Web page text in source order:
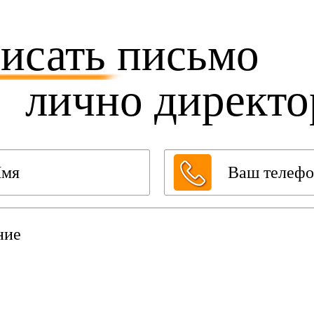
письмо
лично